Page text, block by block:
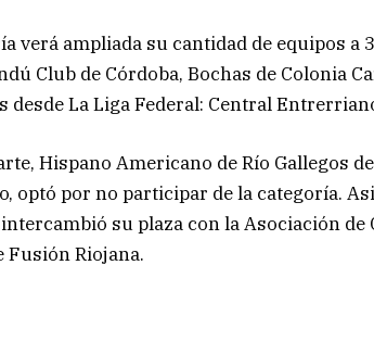
verá ampliada su cantidad de equipos a
Club de Córdoba, Bochas de Colonia
desde La Liga Federal: Central
Hispano Americano de Río Gallegos
optó por no participar de la categoría.
su plaza con la Asociación
Fusión Riojana.